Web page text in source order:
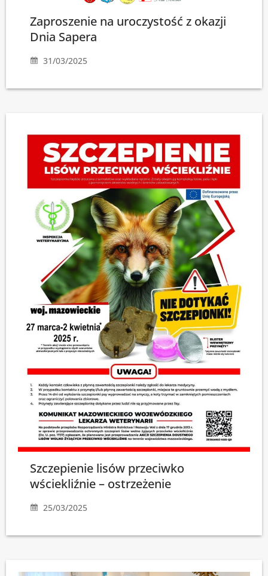
Zaproszenie na uroczystość z okazji
Dnia Sapera
31/03/2025
Szczepienie lisów przeciwko
wściekliźnie – ostrzeżenie
25/03/2025